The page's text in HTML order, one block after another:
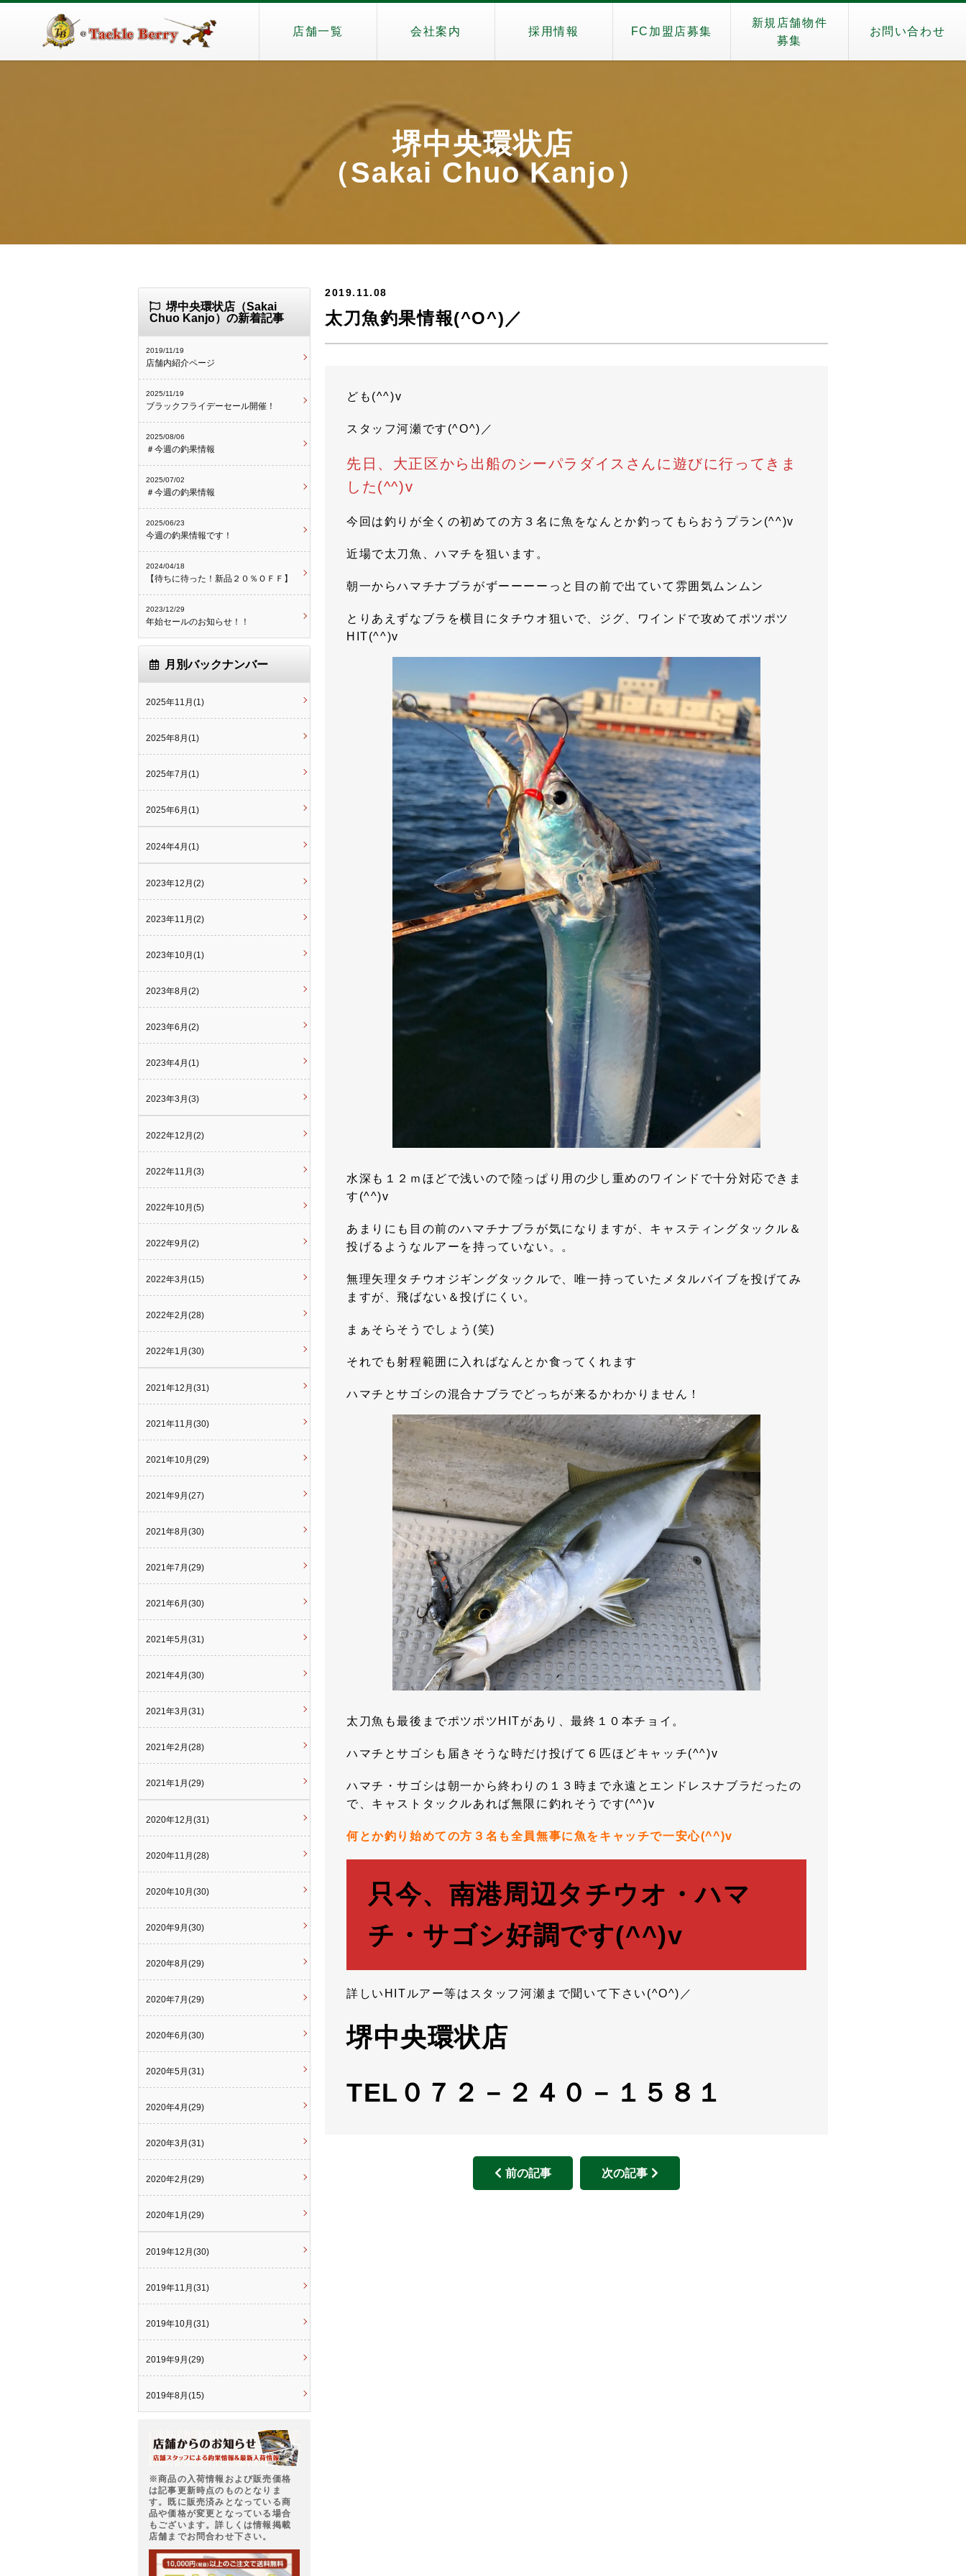
店舗一覧 会社案内 採用情報 FC加盟店募集
新規店舗物件
募集
お問い合わせ
堺中央環状店
（Sakai Chuo Kanjo）
2019.11.08
太刀魚釣果情報(^O^)／
ども(^^)v
スタッフ河瀬です(^O^)／
先日、大正区から出船のシーパラダイスさんに遊びに行ってきま
した(^^)v
今回は釣りが全くの初めての方３名に魚をなんとか釣ってもらおうプラン(^^)v
近場で太刀魚、ハマチを狙います。
朝一からハマチナブラがずーーーーっと目の前で出ていて雰囲気ムンムン
とりあえずなブラを横目にタチウオ狙いで、ジグ、ワインドで攻めてポツポツ
HIT(^^)v
水深も１２ｍほどで浅いので陸っぱり用の少し重めのワインドで十分対応できま
す(^^)v
あまりにも目の前のハマチナブラが気になりますが、キャスティングタックル＆
投げるようなルアーを持っていない。。
無理矢理タチウオジギングタックルで、唯一持っていたメタルバイブを投げてみ
ますが、飛ばない＆投げにくい。
まぁそらそうでしょう(笑)
それでも射程範囲に入ればなんとか食ってくれます
ハマチとサゴシの混合ナブラでどっちが来るかわかりません！
太刀魚も最後までポツポツHITがあり、最終１０本チョイ。
ハマチとサゴシも届きそうな時だけ投げて６匹ほどキャッチ(^^)v
ハマチ・サゴシは朝一から終わりの１３時まで永遠とエンドレスナブラだったの
で、キャストタックルあれば無限に釣れそうです(^^)v
何とか釣り始めての方３名も全員無事に魚をキャッチで一安心(^^)v
只今、南港周辺タチウオ・ハマ
チ・サゴシ好調です(^^)v
詳しいHITルアー等はスタッフ河瀬まで聞いて下さい(^O^)／
堺中央環状店
TEL０７２－２４０－１５８１
前の記事 次の記事
堺中央環状店（Sakai
Chuo Kanjo）の新着記事
2019/11/19
店舗内紹介ページ
2025/11/19
ブラックフライデーセール開催！
2025/08/06
＃今週の釣果情報
2025/07/02
＃今週の釣果情報
2025/06/23
今週の釣果情報です！
2024/04/18
【待ちに待った！新品２０％ＯＦＦ】
2023/12/29
年始セールのお知らせ！！
月別バックナンバー
2025年11月(1)
2025年8月(1)
2025年7月(1)
2025年6月(1)
2024年4月(1)
2023年12月(2)
2023年11月(2)
2023年10月(1)
2023年8月(2)
2023年6月(2)
2023年4月(1)
2023年3月(3)
2022年12月(2)
2022年11月(3)
2022年10月(5)
2022年9月(2)
2022年3月(15)
2022年2月(28)
2022年1月(30)
2021年12月(31)
2021年11月(30)
2021年10月(29)
2021年9月(27)
2021年8月(30)
2021年7月(29)
2021年6月(30)
2021年5月(31)
2021年4月(30)
2021年3月(31)
2021年2月(28)
2021年1月(29)
2020年12月(31)
2020年11月(28)
2020年10月(30)
2020年9月(30)
2020年8月(29)
2020年7月(29)
2020年6月(30)
2020年5月(31)
2020年4月(29)
2020年3月(31)
2020年2月(29)
2020年1月(29)
2019年12月(30)
2019年11月(31)
2019年10月(31)
2019年9月(29)
2019年8月(15)
※商品の入荷情報および販売価格
は記事更新時点のものとなりま
す。既に販売済みとなっている商
品や価格が変更となっている場合
もございます。詳しくは情報掲載
店舗までお問合わせ下さい。